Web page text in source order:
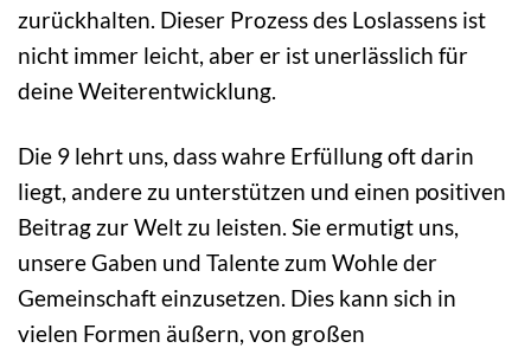
zurückhalten. Dieser Prozess des Loslassens ist
nicht immer leicht, aber er ist unerlässlich für
deine Weiterentwicklung.
Die 9 lehrt uns, dass wahre Erfüllung oft darin
liegt, andere zu unterstützen und einen positiven
Beitrag zur Welt zu leisten. Sie ermutigt uns,
unsere Gaben und Talente zum Wohle der
Gemeinschaft einzusetzen. Dies kann sich in
vielen Formen äußern, von großen